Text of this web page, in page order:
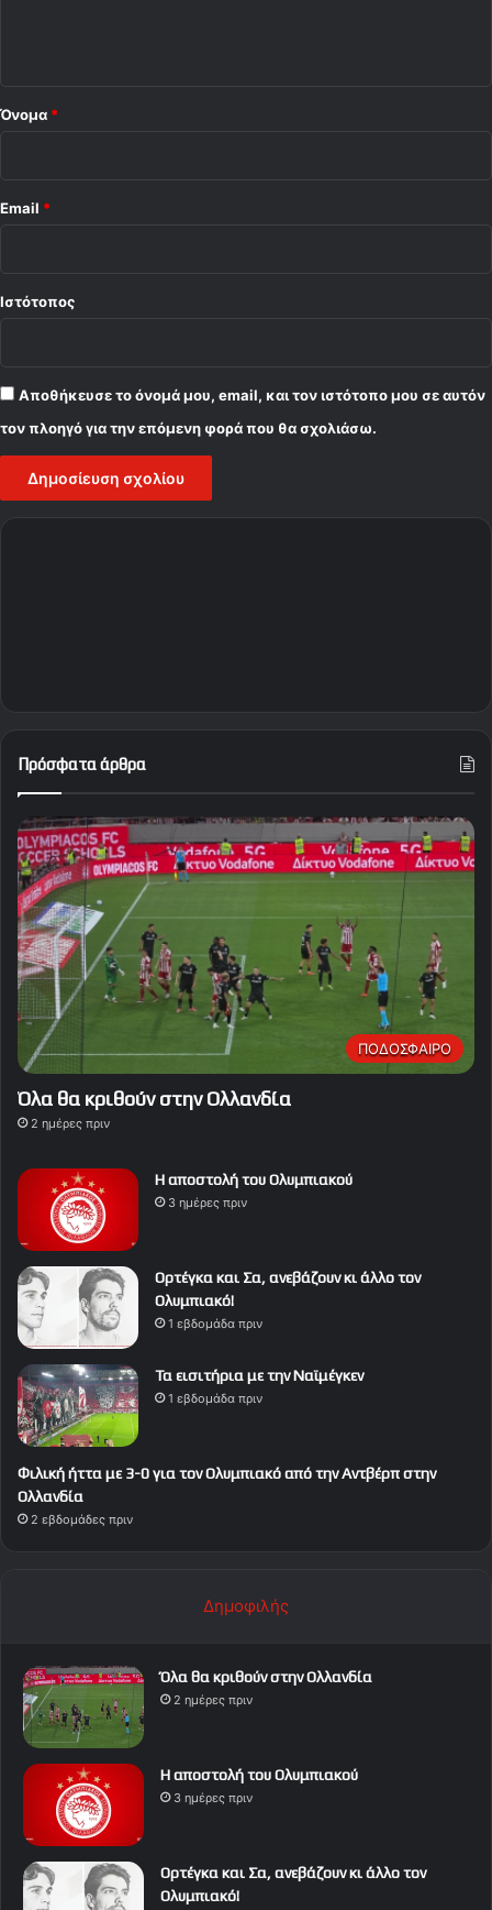
Όνομα *
Email *
Ιστότοπος
Αποθήκευσε το όνομά μου, email, και τον ιστότοπο μου σε αυτόν
τον πλοηγό για την επόμενη φορά που θα σχολιάσω.
Πρόσφατα άρθρα
ΠΟΔΟΣΦΑΙΡΟ
Όλα θα κριθούν στην Ολλανδία
2 ημέρες πριν
Η αποστολή του Ολυμπιακού
3 ημέρες πριν
Ορτέγκα και Σα, ανεβάζουν κι άλλο τον
Ολυμπιακό!
1 εβδομάδα πριν
Τα εισιτήρια με την Ναϊμέγκεν
1 εβδομάδα πριν
Φιλική ήττα με 3-0 για τον Ολυμπιακό από την Αντβέρπ στην
Ολλανδία
2 εβδομάδες πριν
Δημοφιλής
Όλα θα κριθούν στην Ολλανδία
2 ημέρες πριν
Η αποστολή του Ολυμπιακού
3 ημέρες πριν
Ορτέγκα και Σα, ανεβάζουν κι άλλο τον
Ολυμπιακό!